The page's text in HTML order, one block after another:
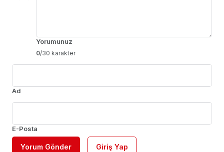
Yorumunuz
0/30 karakter
Ad
E-Posta
Yorum Gönder Giriş Yap